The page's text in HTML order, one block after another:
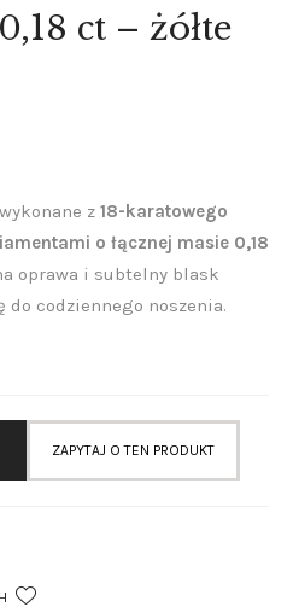
ct – żółte
z 18-karatowego
o łącznej masie 0,18
oprawa i subtelny blask
codziennego noszenia.
ZAPYTAJ O TEN PRODUKT